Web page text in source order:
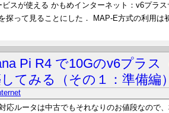
スが使える かもめインターネット：v6プラ
探って見ることにした． MAP-E方式の利用は
Pi R4 で10Gのv6プラス
てみる（その１：準備編）
応ルータは中古でもそれなりのお値段なので